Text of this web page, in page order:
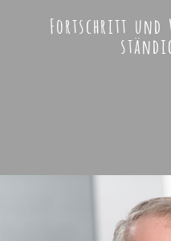
Fortschritt und